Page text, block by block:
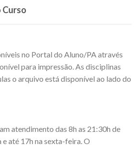
Curso
no Portal do Aluno/PA através
para impressão. As disciplinas
o arquivo está disponível ao lado do
atendimento das 8h as 21:30h de
até 17h na sexta-feira. O